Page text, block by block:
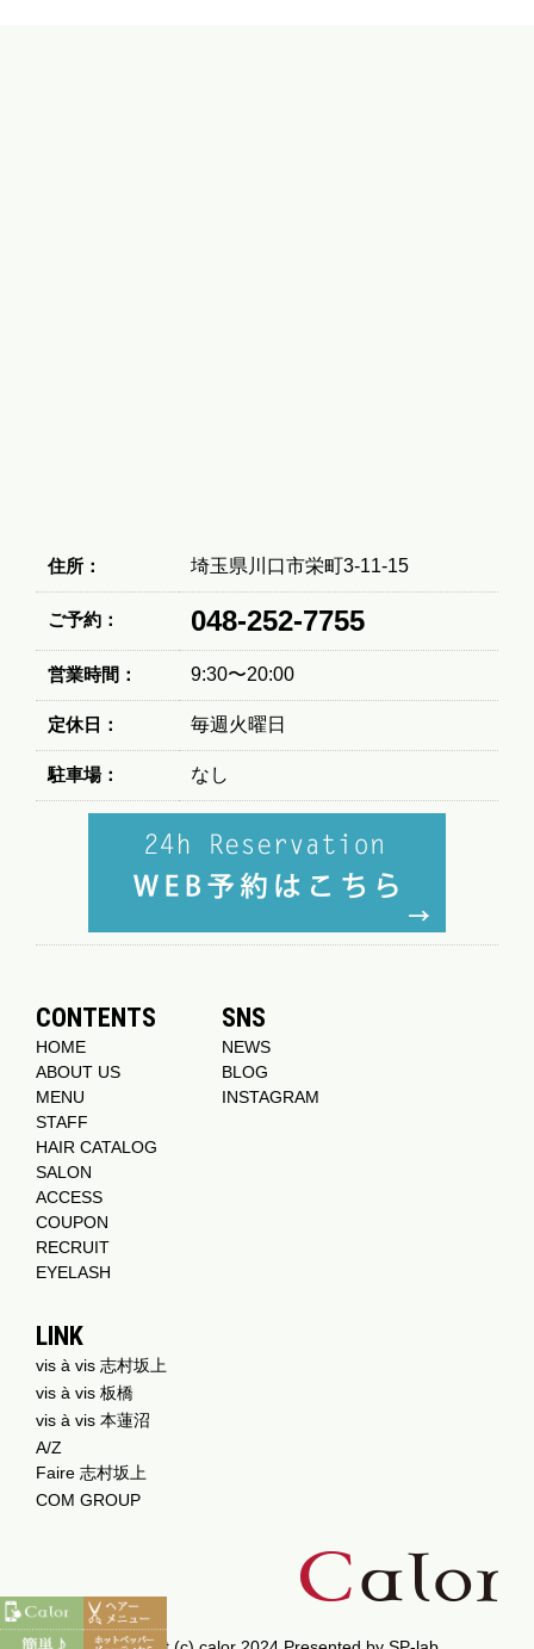
住所： 埼玉県川口市栄町3-11-15
ご予約： 048-252-7755
営業時間： 9:30〜20:00
定休日： 毎週火曜日
駐車場： なし
CONTENTS
HOME
ABOUT US
MENU
STAFF
HAIR CATALOG
SALON
ACCESS
COUPON
RECRUIT
EYELASH
SNS
NEWS
BLOG
INSTAGRAM
LINK
vis à vis 志村坂上
vis à vis 板橋
vis à vis 本蓮沼
A/Z
Faire 志村坂上
COM GROUP